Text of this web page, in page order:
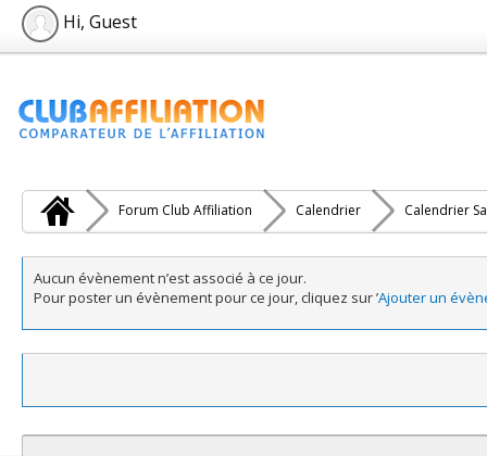
Hi, Guest
Forum Club Affiliation Calendrier Calendrier
Aucun évènement n’est associé à ce jour.
Pour poster un évènement pour ce jour, cliquez sur ’Ajouter un